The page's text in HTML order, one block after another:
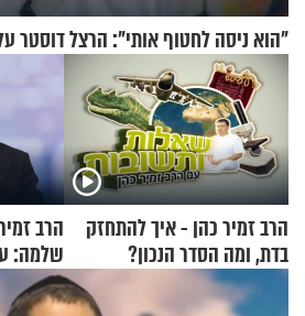
"הוא ניסה לחטוף אותי": הרצל דוסטר
הרב זמיר כהן - איך להתחזק
בדת, ומה הסדר הנכון?
הרב
שלמה: